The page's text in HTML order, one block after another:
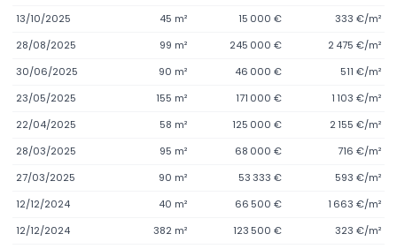
13/10/2025
45 m² 15 000 €
333 €/m²
28/08/2025
99 m² 245 000 €
2 475 €/m²
30/06/2025
90 m² 46 000 €
511 €/m²
23/05/2025
155 m² 171 000 €
1 103 €/m²
22/04/2025
58 m² 125 000 €
2 155 €/m²
28/03/2025
95 m² 68 000 €
716 €/m²
27/03/2025
90 m² 53 333 €
593 €/m²
12/12/2024
40 m² 66 500 €
1 663 €/m²
12/12/2024
382 m² 123 500 € 323 €/m²